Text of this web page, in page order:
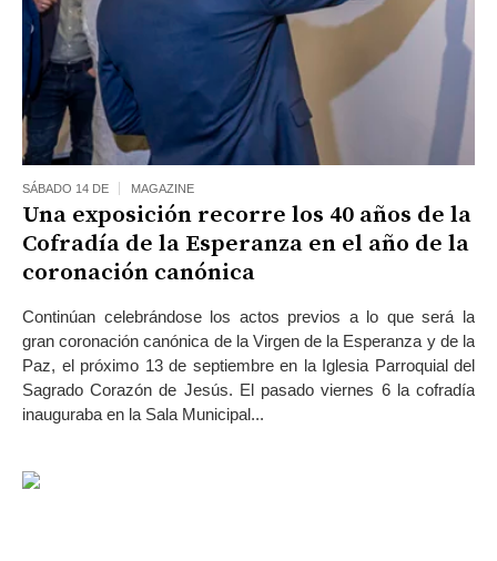
SÁBADO 14 DE MAGAZINE
Una exposición recorre los 40 años de la
Cofradía de la Esperanza en el año de la
coronación canónica
Continúan celebrándose los actos previos a lo que será la
gran coronación canónica de la Virgen de la Esperanza y de la
Paz, el próximo 13 de septiembre en la Iglesia Parroquial del
Sagrado Corazón de Jesús. El pasado viernes 6 la cofradía
inauguraba en la Sala Municipal...